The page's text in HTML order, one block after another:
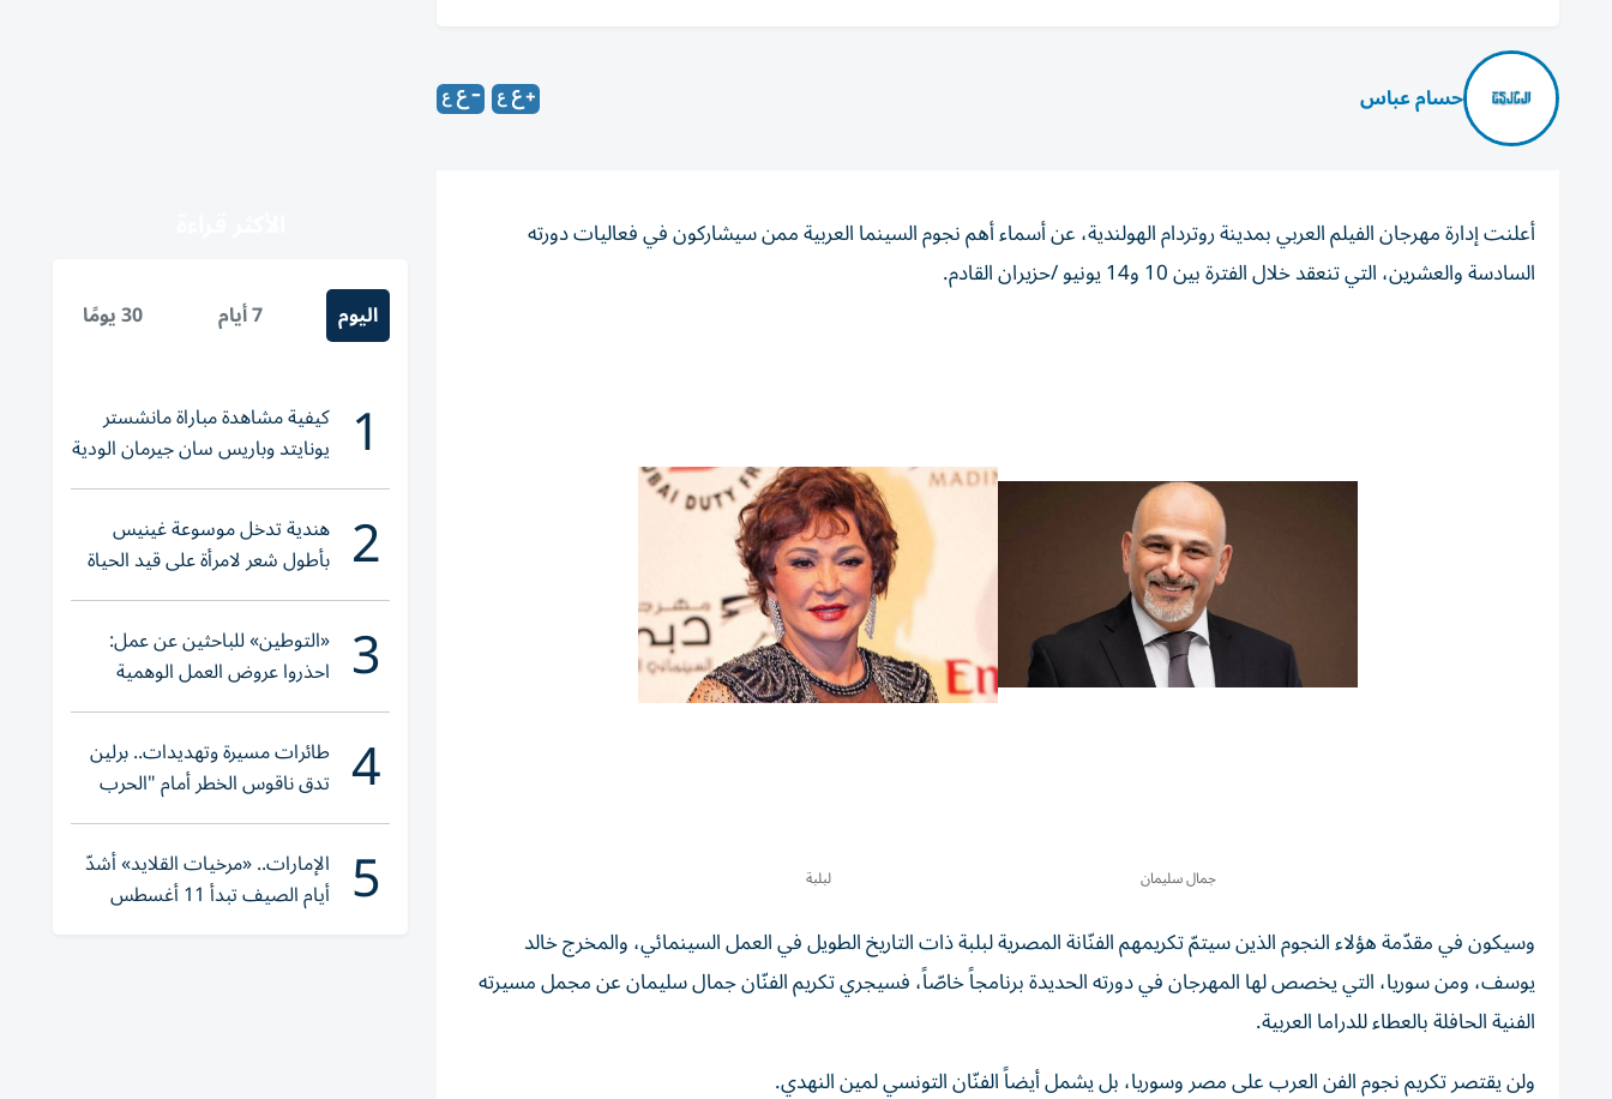
حسام عباس
أعلنت إدارة مهرجان الفيلم العربي بمدينة روتردام الهولندية، عن أسماء أهم نجوم السينما العربية ممن سيشاركون في فعاليات دورته
السادسة والعشرين، التي تنعقد خلال الفترة بين 10 و14 يونيو /حزيران القادم.
جمال سليمان لبلبة
وسيكون في مقدّمة هؤلاء النجوم الذين سيتمّ تكريمهم الفنّانة المصرية لبلبة ذات التاريخ الطويل في العمل السينمائي، والمخرج خالد
يوسف، ومن سوريا، التي يخصص لها المهرجان في دورته الحديدة برنامجاً خاصّاً، فسيجري تكريم الفنّان جمال سليمان عن مجمل مسيرته
الفنية الحافلة بالعطاء للدراما العربية.
ولن يقتصر تكريم نجوم الفن العرب على مصر وسوريا، بل يشمل أيضاً الفنّان التونسي لمين النهدي.
اليوم 7 أيام 30 يومًا
1 كيفية مشاهدة مباراة مانشستر
يونايتد وباريس سان جيرمان الودية
والقنوات الناقلة
2 هندية تدخل موسوعة غينيس
بأطول شعر لامرأة على قيد الحياة
3 «التوطين» للباحثين عن عمل:
احذروا عروض العمل الوهمية
وتحققوا عبر «الباركود»
4 طائرات مسيرة وتهديدات.. برلين
تدق ناقوس الخطر أمام "الحرب
الهجينة"
5 الإمارات.. «مرخيات القلايد» أشدّ
أيام الصيف تبدأ 11 أغسطس